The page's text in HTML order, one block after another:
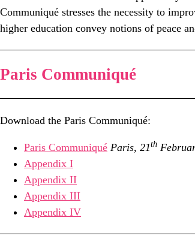
Communiqué stresses the necessity to
higher education convey notions of peace
Paris Communiqué
Download the Paris Communiqué:
Paris Communiqué Paris, 21th
Appendix I
Appendix II
Appendix III
Appendix IV